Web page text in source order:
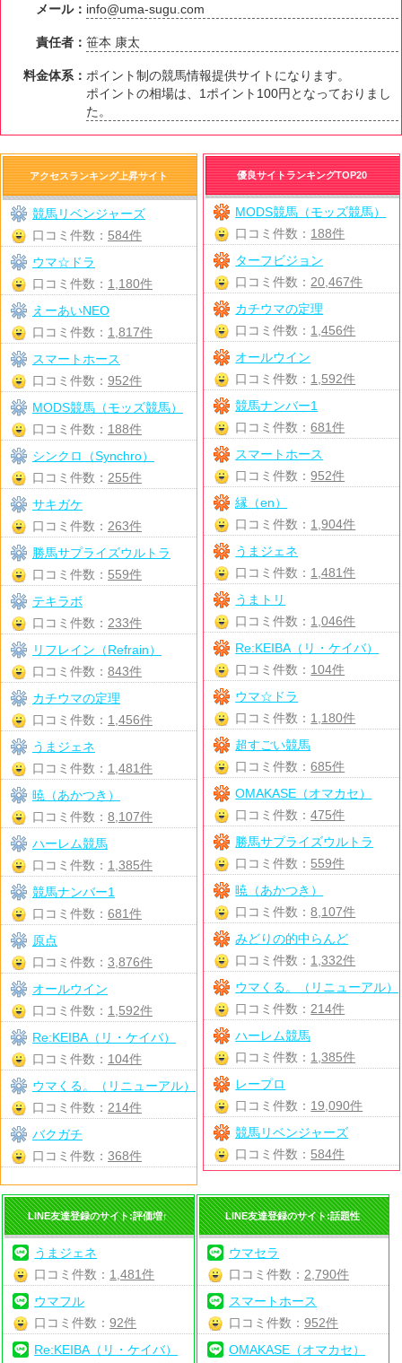
メール： info@uma-sugu.com
責任者：笹本 康太
料金体系： ポイント制の競馬情報提供サイトになります。
ポイントの相場は、1ポイント100円となっておりまし
た。
優良サイトランキングTOP20
MODS競馬（モッズ競馬）
口コミ件数： 188件
ターフビジョン
口コミ件数： 20,467件
カチウマの定理
口コミ件数： 1,456件
オールウイン
口コミ件数： 1,592件
競馬ナンバー1
口コミ件数：681件
スマートホース
口コミ件数：952件
縁（en）
口コミ件数： 1,904件
うまジェネ
口コミ件数： 1,481件
うまトリ
口コミ件数： 1,046件
Re:KEIBA（リ・ケイバ）
口コミ件数： 104件
ウマ☆ドラ
口コミ件数： 1,180件
超すごい競馬
口コミ件数：685件
OMAKASE（オマカセ）
口コミ件数：475件
勝馬サプライズウルトラ
口コミ件数： 559件
暁（あかつき）
口コミ件数：8,107件
みどりの的中らんど
口コミ件数： 1,332件
ウマくる。（リニューアル）
口コミ件数： 214件
ハーレム競馬
口コミ件数： 1,385件
レープロ
口コミ件数： 19,090件
競馬リベンジャーズ
口コミ件数： 584件
アクセスランキング上昇サイト
競馬リベンジャーズ
口コミ件数： 584件
ウマ☆ドラ
口コミ件数： 1,180件
えーあいNEO
口コミ件数： 1,817件
スマートホース
口コミ件数： 952件
MODS競馬（モッズ競馬）
口コミ件数： 188件
シンクロ（Synchro）
口コミ件数： 255件
サキガケ
口コミ件数： 263件
勝馬サプライズウルトラ
口コミ件数： 559件
テキラボ
口コミ件数： 233件
リフレイン（Refrain）
口コミ件数： 843件
カチウマの定理
口コミ件数： 1,456件
うまジェネ
口コミ件数： 1,481件
暁（あかつき）
口コミ件数： 8,107件
ハーレム競馬
口コミ件数： 1,385件
競馬ナンバー1
口コミ件数： 681件
原点
口コミ件数： 3,876件
オールウイン
口コミ件数： 1,592件
Re:KEIBA（リ・ケイバ）
口コミ件数： 104件
ウマくる。（リニューアル）
口コミ件数： 214件
バクガチ
口コミ件数： 368件
LINE友達登録のサイト:評価増↑
うまジェネ
口コミ件数： 1,481件
ウマフル
口コミ件数：92件
Re:KEIBA（リ・ケイバ）
LINE友達登録のサイト:話題性
ウマセラ
口コミ件数： 2,790件
スマートホース
口コミ件数： 952件
OMAKASE（オマカセ）